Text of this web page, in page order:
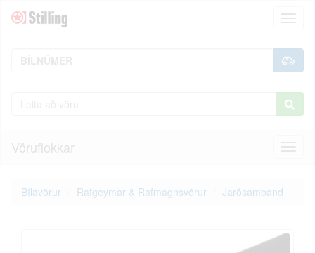
Vöruflokkar
Bílavörur Rafgeymar & Rafmagnsvörur Jarðsamband